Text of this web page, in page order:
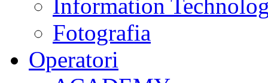
Information
Fotografia
Operatori